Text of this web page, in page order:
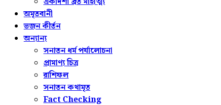
অমৃতবানী
ভজন কীর্তন
অন্যান্য
সনাতন ধর্ম পর্যালোচনা
প্রামাণ্য চিত্র
রাশিফল
সনাতন কথামৃত
Fact Checking